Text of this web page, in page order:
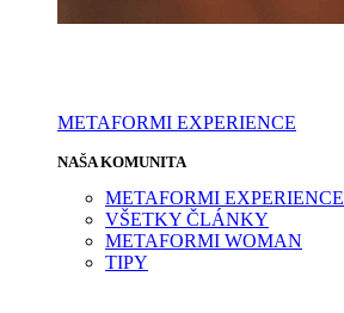
METAFORMI EXPERIENCE
NAŠA KOMUNITA
METAFORMI EXPERIENCE
VŠETKY ČLÁNKY
METAFORMI WOMAN
TIPY